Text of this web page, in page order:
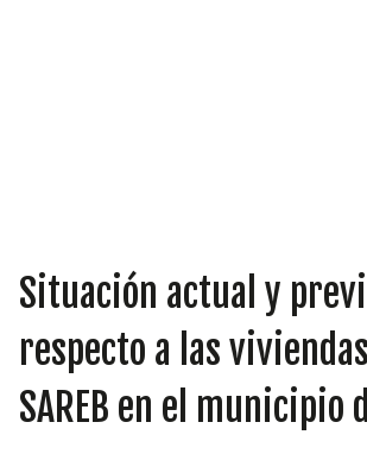
INICIATIVAS
Situación actual y
respecto a las
SAREB en el municipio